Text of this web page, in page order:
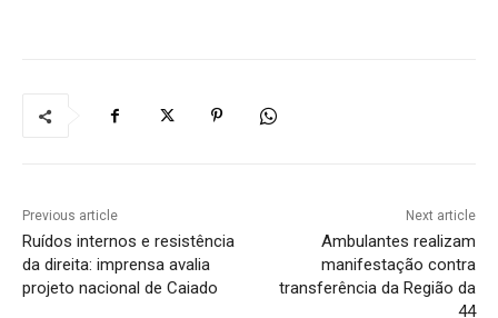
Previous article
Ruídos internos e resistência
da direita: imprensa avalia
projeto nacional de Caiado
Next article
Ambulantes realizam
manifestação contra
transferência da Região da
44